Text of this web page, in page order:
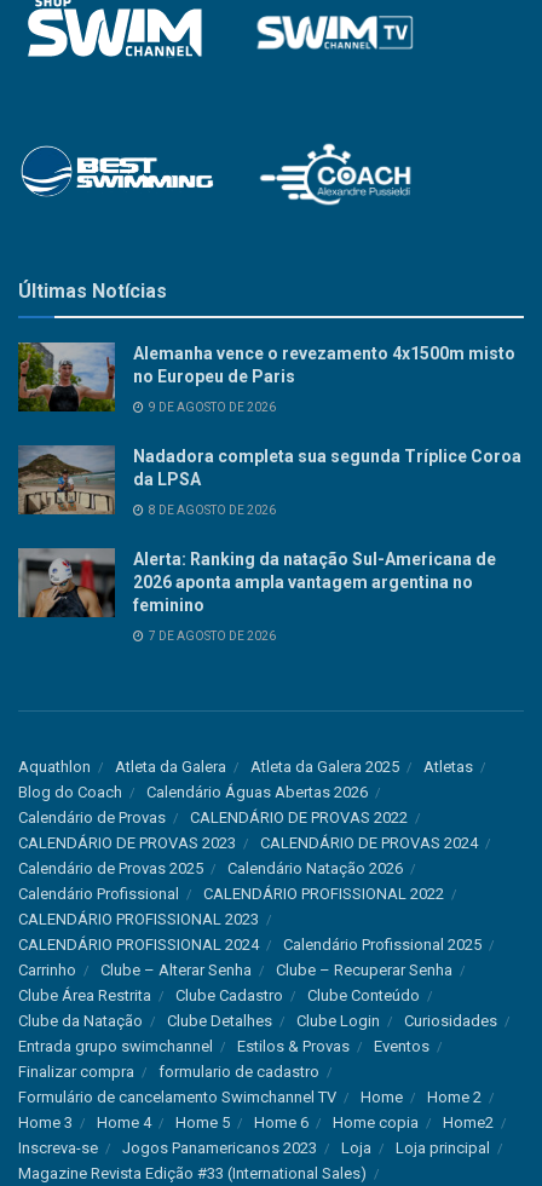
Últimas Notícias
Alemanha vence o revezamento 4x1500m misto
no Europeu de Paris
9 DE AGOSTO DE 2026
Nadadora completa sua segunda Tríplice Coroa
da LPSA
8 DE AGOSTO DE 2026
Alerta: Ranking da natação Sul-Americana de
2026 aponta ampla vantagem argentina no
feminino
7 DE AGOSTO DE 2026
Aquathlon Atleta da Galera Atleta da Galera 2025
Atletas
Blog do Coach
Calendário Águas Abertas 2026
Calendário de Provas
CALENDÁRIO DE PROVAS 2022
CALENDÁRIO DE PROVAS 2023
CALENDÁRIO DE PROVAS 2024
Calendário de Provas 2025
Calendário Natação 2026
Calendário Profissional
CALENDÁRIO PROFISSIONAL 2022
CALENDÁRIO PROFISSIONAL 2023
CALENDÁRIO PROFISSIONAL 2024
Calendário Profissional 2025
Carrinho
Clube – Alterar Senha
Clube – Recuperar Senha
Clube Área Restrita
Clube Cadastro
Clube Conteúdo
Clube da Natação
Clube Detalhes Clube Login
Curiosidades
Entrada grupo swimchannel
Estilos & Provas
Eventos
Finalizar compra
formulario de cadastro
Formulário de cancelamento Swimchannel TV
Home
Home 2
Home 3
Home 4 Home 5 Home 6 Home copia
Home2
Inscreva-se
Jogos Panamericanos 2023 Loja
Loja principal
Magazine Revista Edição #33 (International Sales)